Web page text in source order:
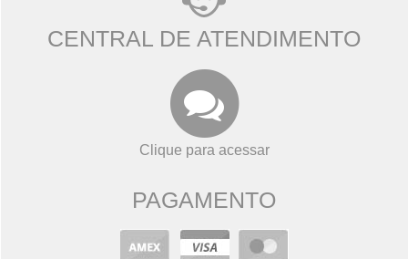
CENTRAL DE ATENDIMENTO
Clique para acessar
PAGAMENTO